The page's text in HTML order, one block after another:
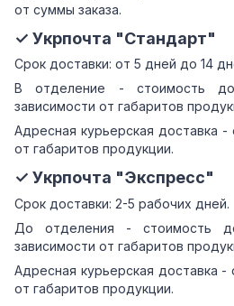
от суммы заказа.
✓ Укрпочта "Стандарт"
Срок доставки: от 5 дней до 14
В отделение - стоимость
зависимости от габаритов
Адресная курьерская доставка -
от габаритов продукции.
✓ Укрпочта "Экспресс"
Срок доставки: 2-5 рабочих дней.
До отделения - стоимость
зависимости от габаритов
Адресная курьерская доставка -
от габаритов продукции.